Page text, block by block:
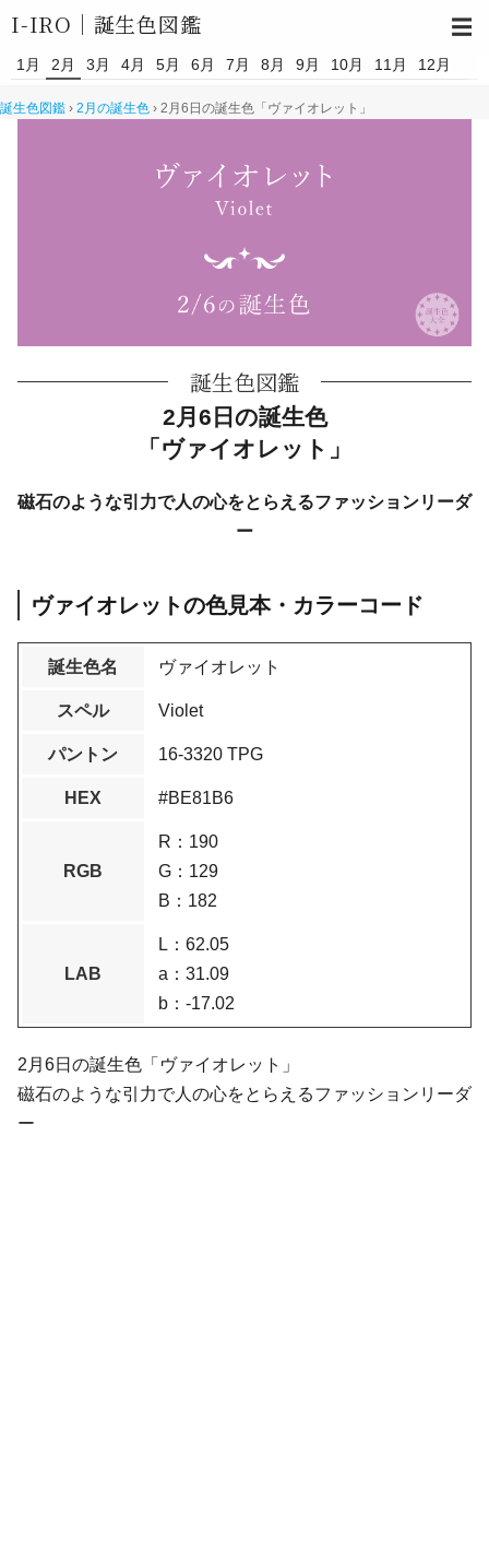
I-IRO｜ 誕生色図鑑
1月 2月 3月 4月 5月 6月 7月 8月 9月 10月 11月 12月
☰
誕生色図鑑 › 2月の誕生色 › 2月6日の誕生色「ヴァイオレット」
誕生色図鑑
2月6日の誕生色
「ヴァイオレット」
磁石のような引力で人の心をとらえるファッションリーダ
ー
ヴァイオレットの色見本・カラーコード
誕生色名 ヴァイオレット
スペル Violet
パントン 16-3320 TPG
HEX #BE81B6
RGB
R：190
G：129
B：182
LAB
L：62.05
a：31.09
b：-17.02
2月6日の誕生色「ヴァイオレット」
磁石のような引力で人の心をとらえるファッションリーダ
ー